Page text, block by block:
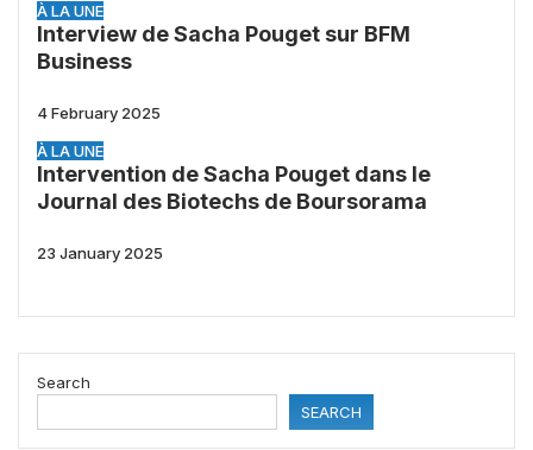
À LA UNE
Interview de Sacha Pouget sur BFM
Business
4 February 2025
À LA UNE
Intervention de Sacha Pouget dans le
Journal des Biotechs de Boursorama
23 January 2025
Search
SEARCH